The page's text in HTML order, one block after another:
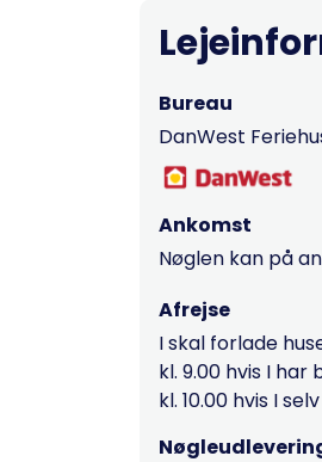
Bureau
DanWest
Ankomst
Nøglen kan på
Afrejse
I skal forlade
kl. 9.00 hvis I
kl. 10.00 hvis I